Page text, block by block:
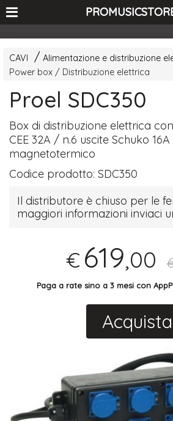
<-- Curio's GSC -->
CAVI
Alimentazione e distribuzione
Power box / Distribuzione elettrica
Proel SDC350
Box di distribuzione elettrica
CEE 32A / n.6 uscite Schuko
magnetotermico
Codice prodotto:SDC350
Il distributore è chiuso per le
maggiori informazioni inviaci
€ 619,00
Paga a rate sino a 3 mesi con
Acquista